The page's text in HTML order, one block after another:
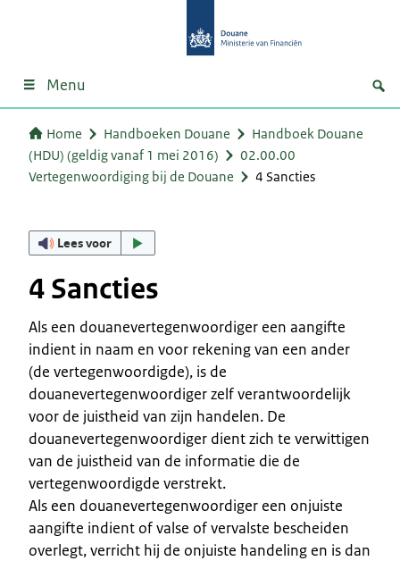
Menu
Home Handboeken Douane
Handboek Douane
(HDU) (geldig vanaf 1 mei 2016)
02.00.00
Vertegenwoordiging bij de Douane
4 Sancties
Lees voor
4 Sancties
Als een douanevertegenwoordiger een aangifte
indient in naam en voor rekening van een ander
(de vertegenwoordigde), is de
douanevertegenwoordiger zelf verantwoordelijk
voor de juistheid van zijn handelen. De
douanevertegenwoordiger dient zich te verwittigen
van de juistheid van de informatie die de
vertegenwoordigde verstrekt.
Als een douanevertegenwoordiger een onjuiste
aangifte indient of valse of vervalste bescheiden
overlegt, verricht hij de onjuiste handeling en is dan